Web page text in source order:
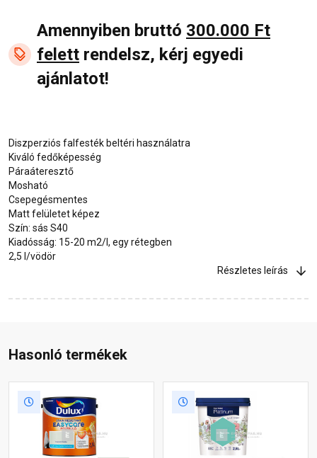
Amennyiben bruttó 300.000 Ft
felett rendelsz, kérj egyedi
ajánlatot!
Diszperziós falfesték beltéri használatra
Kiváló fedőképesség
Páraáteresztő
Mosható
Csepegésmentes
Matt felületet képez
Szín: sás S40
Kiadósság: 15-20 m2/l, egy rétegben
2,5 l/vödör
Részletes leírás
Hasonló termékek